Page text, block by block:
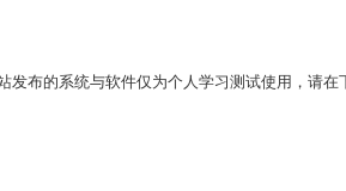
发布的系统与软件仅为个人学习测试使用，请